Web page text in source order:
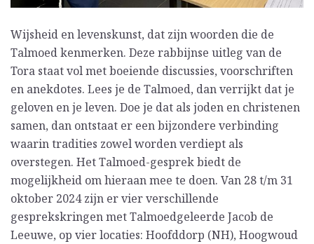
Wijsheid en levenskunst, dat zijn woorden die de
Talmoed kenmerken. Deze rabbijnse uitleg van de
Tora staat vol met boeiende discussies, voorschriften
en anekdotes. Lees je de Talmoed, dan verrijkt dat je
geloven en je leven. Doe je dat als joden en christenen
samen, dan ontstaat er een bijzondere verbinding
waarin tradities zowel worden verdiept als
overstegen. Het Talmoed-gesprek biedt de
mogelijkheid om hieraan mee te doen. Van 28 t/m 31
oktober 2024 zijn er vier verschillende
gesprekskringen met Talmoedgeleerde Jacob de
Leeuwe, op vier locaties: Hoofddorp (NH), Hoogwoud